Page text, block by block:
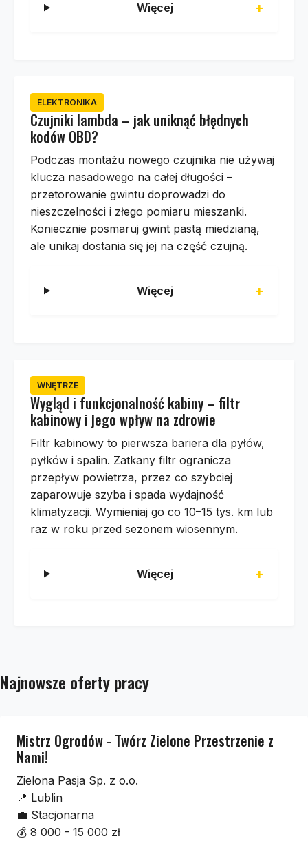
Więcej
ELEKTRONIKA
Czujniki lambda – jak uniknąć błędnych
kodów OBD?
Podczas montażu nowego czujnika nie używaj
klucza nasadowego na całej długości –
przetorowanie gwintu doprowadzi do
nieszczelności i złego pomiaru mieszanki.
Koniecznie posmaruj gwint pastą miedzianą,
ale unikaj dostania się jej na część czujną.
Więcej
WNĘTRZE
Wygląd i funkcjonalność kabiny – filtr
kabinowy i jego wpływ na zdrowie
Filtr kabinowy to pierwsza bariera dla pyłów,
pyłków i spalin. Zatkany filtr ogranicza
przepływ powietrza, przez co szybciej
zaparowuje szyba i spada wydajność
klimatyzacji. Wymieniaj go co 10–15 tys. km lub
raz w roku przed sezonem wiosennym.
Więcej
Najnowsze oferty pracy
Mistrz Ogrodów - Twórz Zielone Przestrzenie z
Nami!
Zielona Pasja Sp. z o.o.
📍 Lublin
💼 Stacjonarna
💰 8 000 - 15 000 zł